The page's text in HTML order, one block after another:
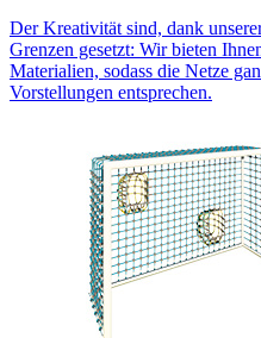
Der Kreativität sind, dank
Grenzen gesetzt: Wir bieten
Materialien, sodass die Netze
Vorstellungen entsprechen.